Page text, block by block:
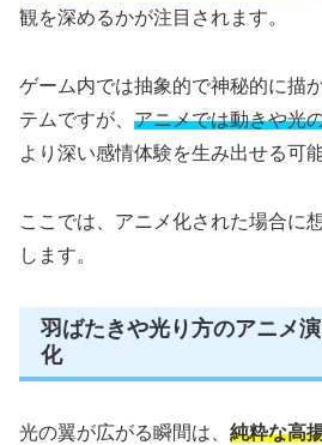
観を深めるかが注目されます。
ゲーム内では抽象的で神秘的に描
テムですが、 アニメでは動きや光
より深い感情体験を生み出せる可
ここでは、アニメ化された場合に
します。
羽ばたきや光り方のアニメ
化
光の翼が広がる瞬間は、 純粋な高